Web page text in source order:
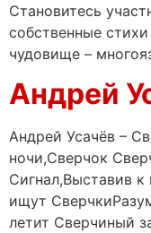
Становитесь
собственные
чудовище –
Андрей
Андрей Усачёв –
ночи,Сверчок
Сигнал,Выставив
ищут
летит Сверчиный